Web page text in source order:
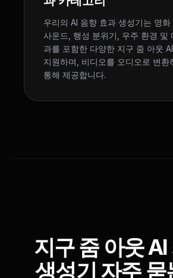
우리의 AI 음향 효과 생성기는 영
사운드, 행성 분위기, 우주 환경 및
과를 포함한 다양한 지구 줌 아웃
지원하며, 비디오를 오디오로 변환
통해 제공합니다.
지구 줌 아웃
생성기 자주 묻